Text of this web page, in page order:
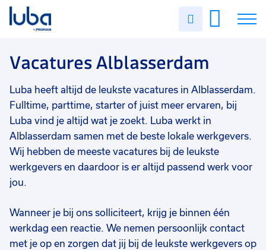
Uren
Vacatures
Over ons
Voor werkgevers
Contact
Vacatures Alblasserdam
Luba heeft altijd de leukste vacatures in Alblasserdam.
Fulltime, parttime, starter of juist meer ervaren, bij
Luba vind je altijd wat je zoekt. Luba werkt in
Alblasserdam samen met de beste lokale werkgevers.
Wij hebben de meeste vacatures bij de leukste
werkgevers en daardoor is er altijd passend werk voor
jou.
Wanneer je bij ons solliciteert, krijg je binnen één
werkdag een reactie. We nemen persoonlijk contact
met je op en zorgen dat jij bij de leukste werkgevers op
Filter vacatures
Vakgebied 0
Zorg 12
Techniek
Staf/HR/Management 3
Commercieel
Industrie/productie 1
Administratief/secretarieel
Opleidingsniveau
Mbo 24